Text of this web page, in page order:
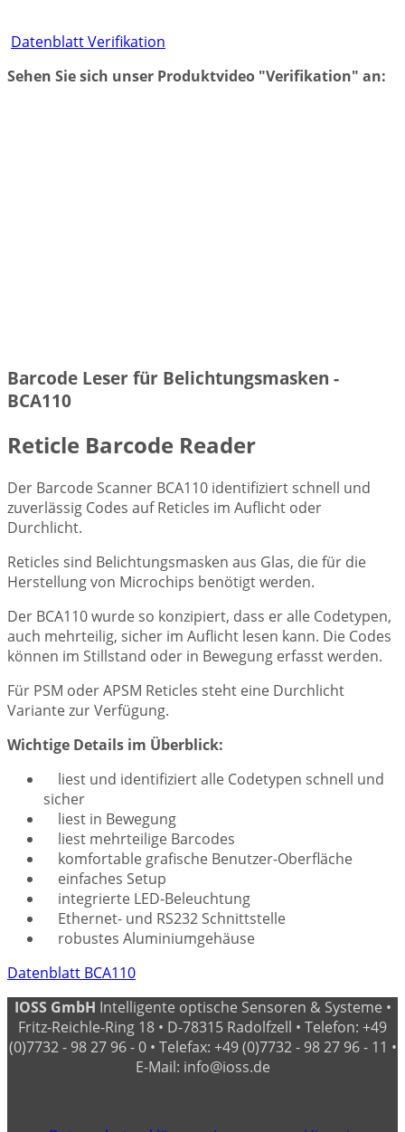
Datenblatt Verifikation
Sehen Sie sich unser Produktvideo "Verifikation" an:
Barcode Leser für Belichtungsmasken -
BCA110
Reticle Barcode Reader
Der Barcode Scanner BCA110 identifiziert schnell und
zuverlässig Codes auf Reticles im Auflicht oder
Durchlicht.
Reticles sind Belichtungsmasken aus Glas, die für die
Herstellung von Microchips benötigt werden.
Der BCA110 wurde so konzipiert, dass er alle Codetypen,
auch mehrteilig, sicher im Auflicht lesen kann. Die Codes
können im Stillstand oder in Bewegung erfasst werden.
Für PSM oder APSM Reticles steht eine Durchlicht
Variante zur Verfügung.
Wichtige Details im Überblick:
liest und identifiziert alle Codetypen schnell und
sicher
liest in Bewegung
liest mehrteilige Barcodes
komfortable grafische Benutzer-Oberfläche
einfaches Setup
integrierte LED-Beleuchtung
Ethernet- und RS232 Schnittstelle
robustes Aluminiumgehäuse
Datenblatt BCA110
IOSS GmbH Intelligente optische Sensoren & Systeme •
Fritz-Reichle-Ring 18 • D-78315 Radolfzell • Telefon: +49
(0)7732 - 98 27 96 - 0 • Telefax: +49 (0)7732 - 98 27 96 - 11 •
E-Mail: info@ioss.de